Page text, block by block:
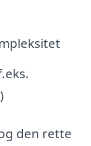
den rette